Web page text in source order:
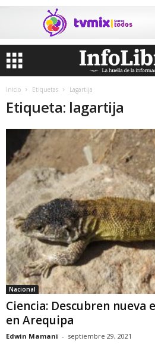
Inicio Etiquetas Lagartija
Etiqueta: lagartija
Nacional
Ciencia: Descubren nueva
en Arequipa
Edwin Mamani - septiembre 29, 2021